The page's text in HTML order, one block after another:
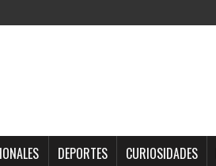
DEPORTES CURIOSIDADES